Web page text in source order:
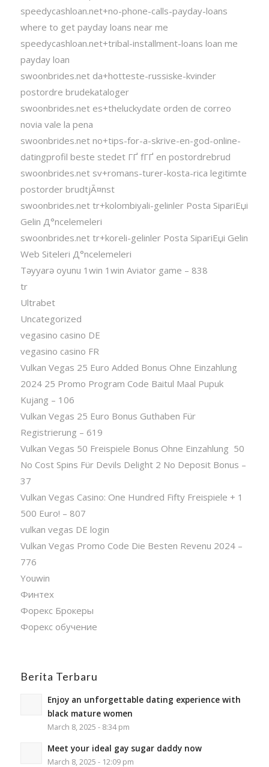
speedycashloan.net+no-phone-calls-payday-loans
where to get payday loans near me
speedycashloan.net+tribal-installment-loans loan me
payday loan
swoonbrides.net da+hotteste-russiske-kvinder
postordre brudekataloger
swoonbrides.net es+theluckydate orden de correo
novia vale la pena
swoonbrides.net no+tips-for-a-skrive-en-god-online-
datingprofil beste stedet ГҐ fГҐ en postordrebrud
swoonbrides.net sv+romans-turer-kosta-rica legitimte
postorder brudtjÃ¤nst
swoonbrides.net tr+kolombiyali-gelinler Posta SipariЕџi
Gelin Д°ncelemeleri
swoonbrides.net tr+koreli-gelinler Posta SipariЕџi Gelin
Web Siteleri Д°ncelemeleri
Təyyarə oyunu 1win 1win Aviator game – 838
tr
Ultrabet
Uncategorized
vegasino casino DE
vegasino casino FR
Vulkan Vegas 25 Euro Added Bonus Ohne Einzahlung
2024 25 Promo Program Code Baitul Maal Pupuk
Kujang – 106
Vulkan Vegas 25 Euro Bonus Guthaben Für
Registrierung – 619
Vulkan Vegas 50 Freispiele Bonus Ohne Einzahlung ️ 50
No Cost Spins Für Devils Delight 2 No Deposit Bonus –
37
Vulkan Vegas Casino: One Hundred Fifty Freispiele + 1
500 Euro! – 807
vulkan vegas DE login
Vulkan Vegas Promo Code Die Besten Revenu 2024 –
776
Youwin
Финтех
Форекс Брокеры
Форекс обучение
Berita Terbaru
Enjoy an unforgettable dating experience with
black mature women
March 8, 2025 - 8:34 pm
Meet your ideal gay sugar daddy now
March 8, 2025 - 12:09 pm